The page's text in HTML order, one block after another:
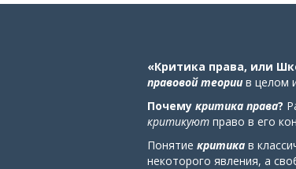
«Критика права, или
правовой теории в целом
Почему критика права?
критикуют право в его
Понятие критика в
некоторого явления, а